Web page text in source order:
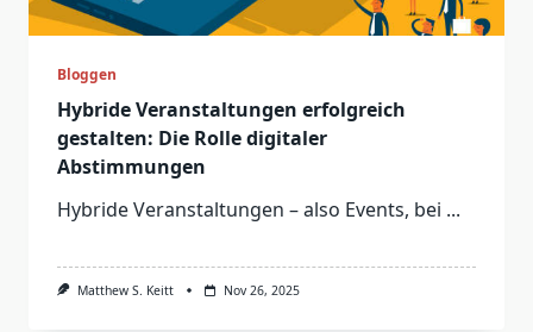
Bloggen
Hybride Veranstaltungen erfolgreich
gestalten: Die Rolle digitaler
Abstimmungen
Hybride Veranstaltungen – also Events, bei ...
Matthew S. Keitt Nov 26, 2025